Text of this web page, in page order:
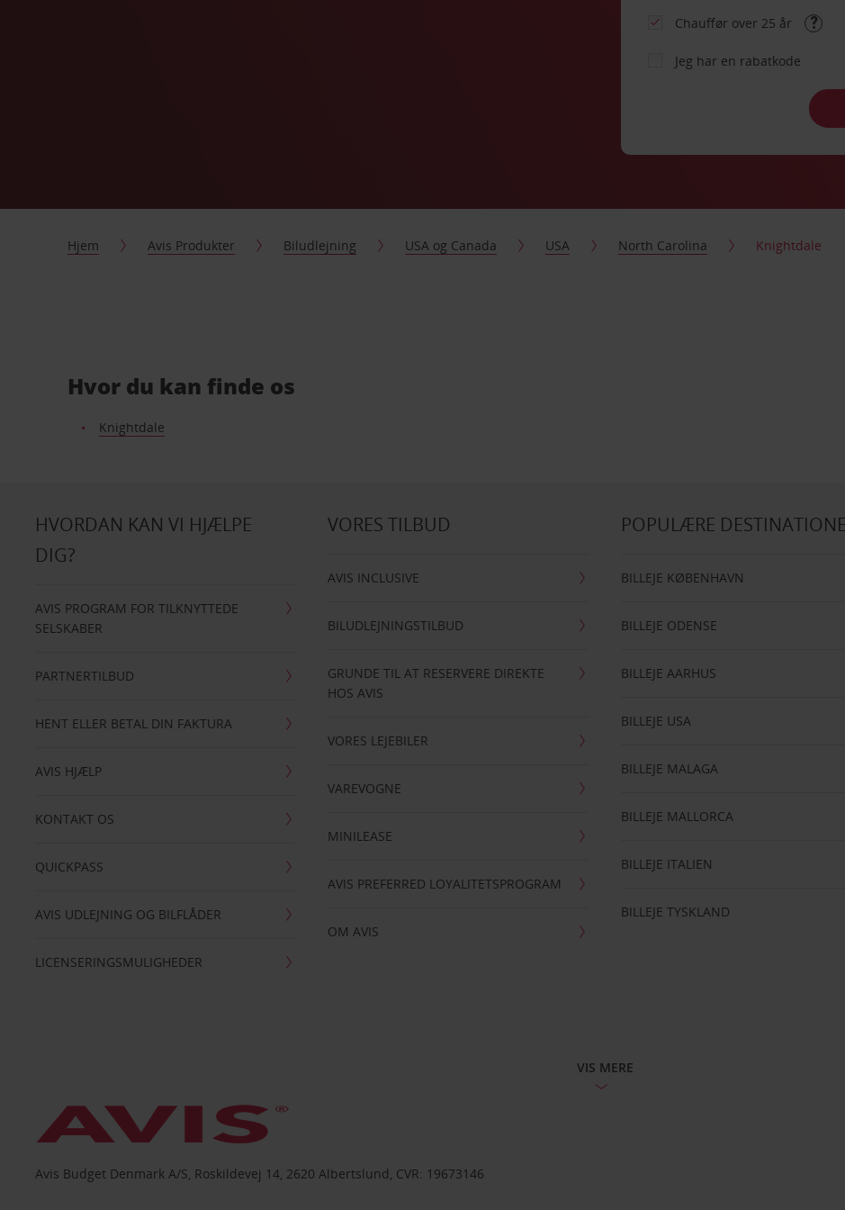
Chauffør over 25 år
Jeg har en rabatkode
Hjem Avis Produkter Biludlejning USA og Canada USA North Carolina Knightdale
Hvor du kan finde os
Knightdale
HVORDAN KAN VI HJÆLPE
DIG?
AVIS PROGRAM FOR TILKNYTTEDE
SELSKABER
PARTNERTILBUD
HENT ELLER BETAL DIN FAKTURA
AVIS HJÆLP
KONTAKT OS
QUICKPASS
AVIS UDLEJNING OG BILFLÅDER
LICENSERINGSMULIGHEDER
VORES TILBUD
AVIS INCLUSIVE
BILUDLEJNINGSTILBUD
GRUNDE TIL AT RESERVERE DIREKTE
HOS AVIS
VORES LEJEBILER
VAREVOGNE
MINILEASE
AVIS PREFERRED LOYALITETSPROGRAM
OM AVIS
POPULÆRE
BILLEJE KØBENHAVN
BILLEJE ODENSE
BILLEJE AARHUS
BILLEJE USA
BILLEJE MALAGA
BILLEJE MALLORCA
BILLEJE ITALIEN
BILLEJE TYSKLAND
VIS MERE
Avis Budget Denmark A/S, Roskildevej 14, 2620 Albertslund, CVR: 19673146